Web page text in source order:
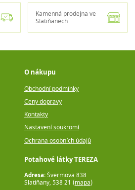
Kamenná prodejna ve
Slatiňanech
Potahové látky TEREZA
Adresa: Švermova 838
Slatiňany, 538 21 (mapa)
O nákupu
Obchodní podmínky
Ceny dopravy
Kontakty
Nastavení soukromí
Ochrana osobních údajů